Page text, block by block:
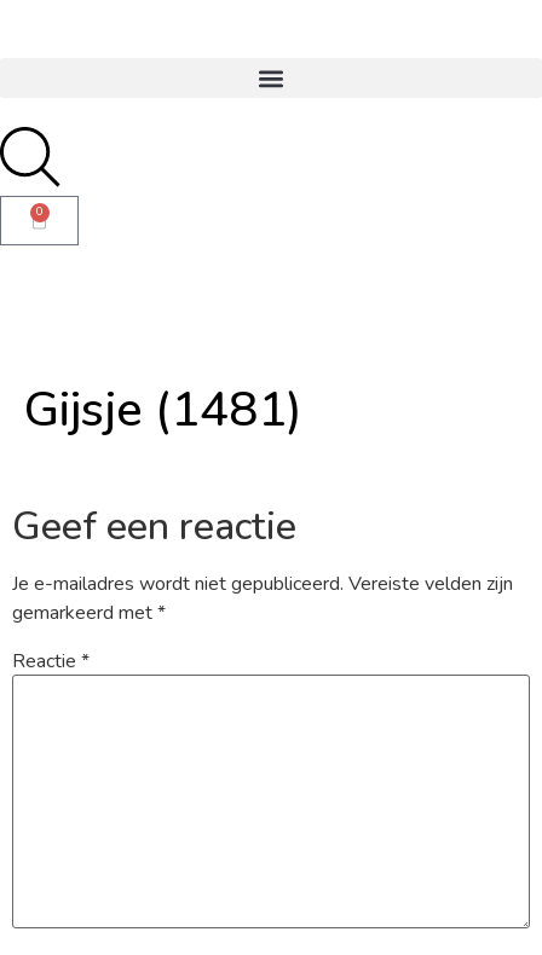
0
Gijsje (1481)
Geef een reactie
Je e-mailadres wordt niet gepubliceerd. Vereiste velden zijn
gemarkeerd met*
Reactie *